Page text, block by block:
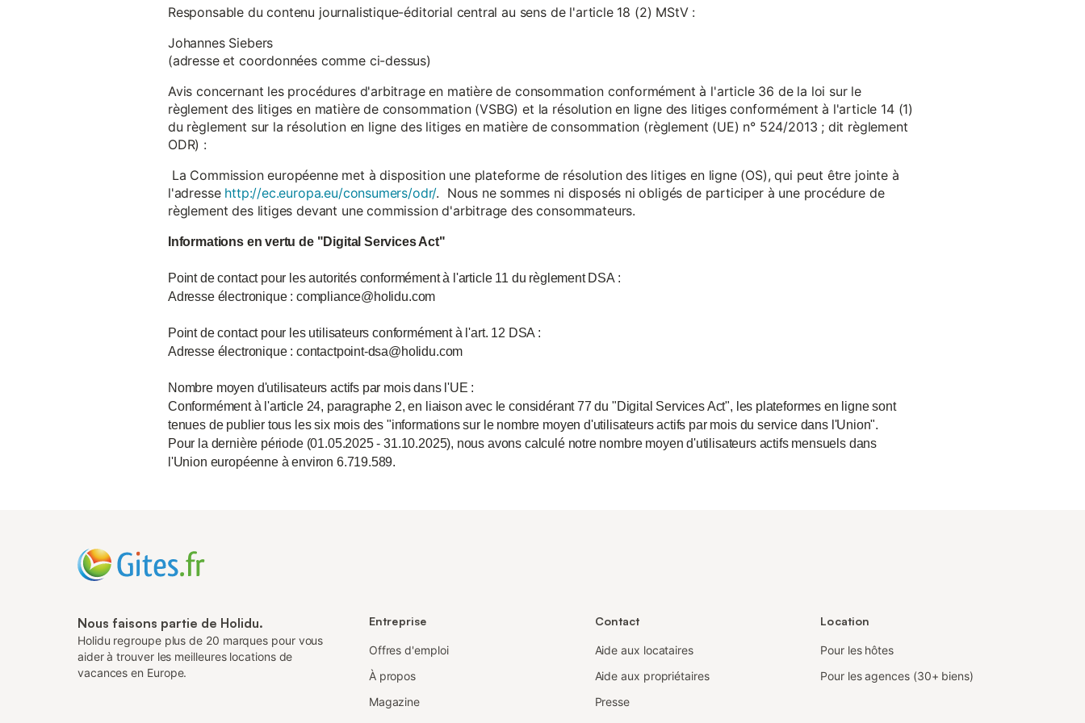
Responsable du contenu journalistique-éditorial central au sens de l'article 18 (2) MStV :
Johannes Siebers
(adresse et coordonnées comme ci-dessus)
Avis concernant les procédures d'arbitrage en matière de consommation conformément à l'article 36 de la loi sur le
règlement des litiges en matière de consommation (VSBG) et la résolution en ligne des litiges conformément à l'article 14 (1)
du règlement sur la résolution en ligne des litiges en matière de consommation (règlement (UE) n° 524/2013 ; dit règlement
ODR) :
La Commission européenne met à disposition une plateforme de résolution des litiges en ligne (OS), qui peut être jointe à
l'adresse http://ec.europa.eu/consumers/odr/. Nous ne sommes ni disposés ni obligés de participer à une procédure de
règlement des litiges devant une commission d'arbitrage des consommateurs.
Informations en vertu de "Digital Services Act"
Point de contact pour les autorités conformément à l'article 11 du règlement DSA :
Adresse électronique : compliance@holidu.com
Point de contact pour les utilisateurs conformément à l'art. 12 DSA :
Adresse électronique : contactpoint-dsa@holidu.com
Nombre moyen d'utilisateurs actifs par mois dans l'UE :
Conformément à l'article 24, paragraphe 2, en liaison avec le considérant 77 du "Digital Services Act", les plateformes en ligne sont
tenues de publier tous les six mois des "informations sur le nombre moyen d'utilisateurs actifs par mois du service dans l'Union".
Pour la dernière période (01.05.2025 - 31.10.2025), nous avons calculé notre nombre moyen d'utilisateurs actifs mensuels dans
l'Union européenne à environ 6.719.589.
Nous faisons partie de Holidu.
Holidu regroupe plus de 20 marques pour vous
aider à trouver les meilleures locations de
vacances en Europe.
Entreprise
Offres d'emploi
À propos
Magazine
Contact
Aide aux locataires
Aide aux propriétaires
Presse
Location
Pour les hôtes
Pour les agences (30+ biens)